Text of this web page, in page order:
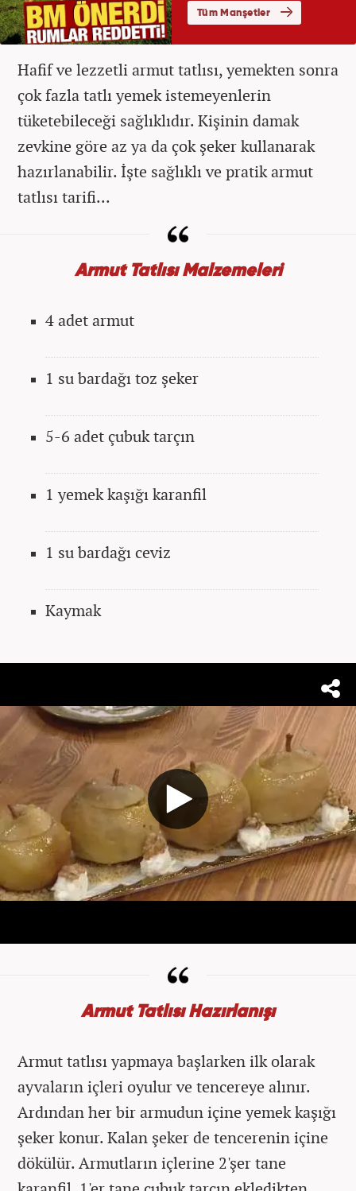
Hafif ve lezzetli armut tatlısı, yemekten sonra
çok fazla tatlı yemek istemeyenlerin
tüketebileceği sağlıklıdır. Kişinin damak
zevkine göre az ya da çok şeker kullanarak
hazırlanabilir. İşte sağlıklı ve pratik armut
tatlısı tarifi...
Armut Tatlısı Malzemeleri
4 adet armut
1 su bardağı toz şeker
5-6 adet çubuk tarçın
1 yemek kaşığı karanfil
1 su bardağı ceviz
Kaymak
Armut Tatlısı Hazırlanışı
Armut tatlısı yapmaya başlarken ilk olarak
ayvaların içleri oyulur ve tencereye alınır.
Ardından her bir armudun içine yemek kaşığı
şeker konur. Kalan şeker de tencerenin içine
dökülür. Armutların içlerine 2'şer tane